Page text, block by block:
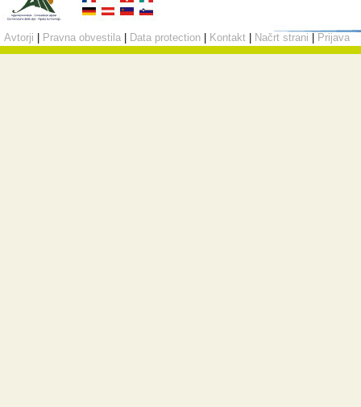
Avtorji Pravna obvestila Data protection Kontakt Načrt strani Prijava